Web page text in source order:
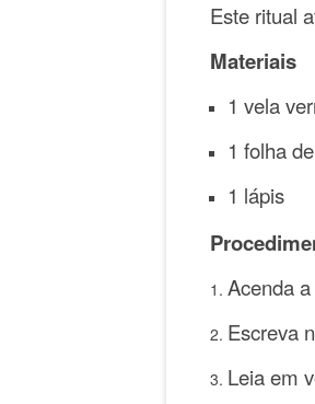
Este ritual
Materiais
1 vela
1 folha
1 lápis
Acenda
Escreva
Leia em